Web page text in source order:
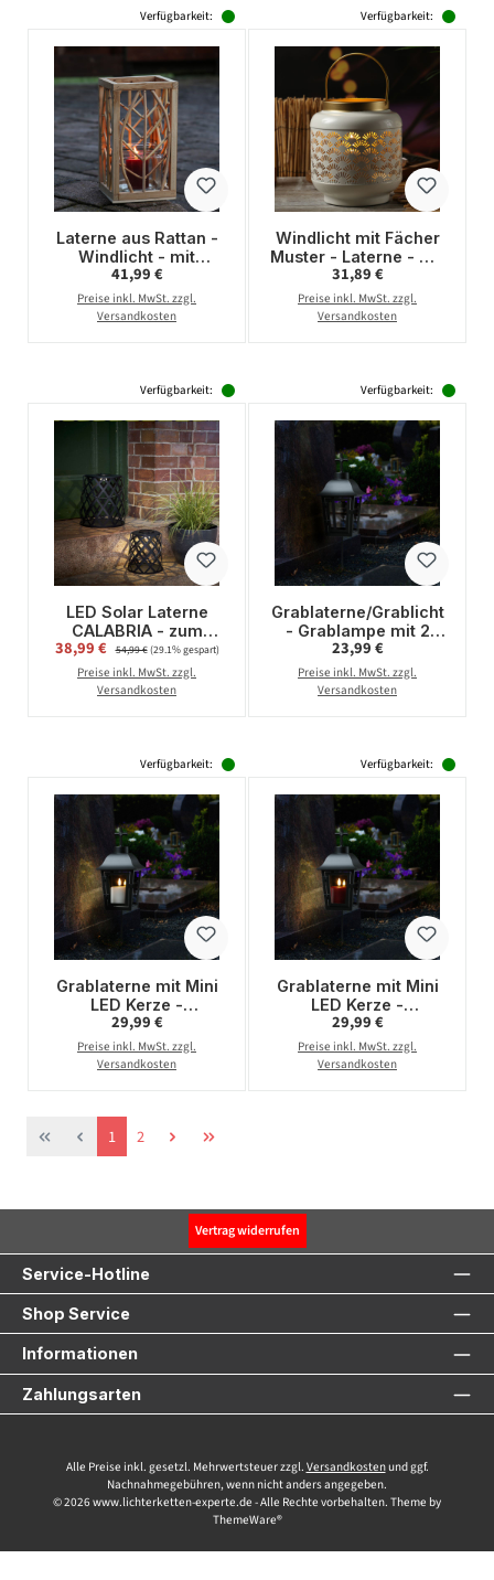
Verfügbarkeit:
Laterne aus Rattan -
Windlicht - mit
Glaseinsatz - H: 30cm
- natur
Regulärer Preis:
41,99 €
Preise inkl. MwSt. zzgl.
Versandkosten
Verfügbarkeit:
Windlicht mit Fächer
Muster - Laterne - mit
Henkel - Metall - H:
20cm - creme
Regulärer Preis:
31,89 €
Preise inkl. MwSt. zzgl.
Versandkosten
Verfügbarkeit:
LED Solar Laterne
CALABRIA - zum
Hängen o. Stellen -
warmweiße LED - H:
28cm - Lichtsensor -
Verkaufspreis:
38,99 € Regulärer Preis:
54,99 €(29.1% gespart)
Preise inkl. MwSt. zzgl.
Versandkosten
Verfügbarkeit:
Grablaterne/Grablicht
- Grablampe mit 2
wechselbaren Spitzen
- mit Erdspieß - H:
51cm - schwarz
Regulärer Preis:
23,99 €
Preise inkl. MwSt. zzgl.
Versandkosten
Verfügbarkeit:
Grablaterne mit Mini
LED Kerze -
Grablampe mit 2
wechselbaren
Spitzen/Erdspieß - H:
Regulärer Preis:
29,99 €
Preise inkl. MwSt. zzgl.
Versandkosten
Verfügbarkeit:
Grablaterne mit Mini
LED Kerze -
Grablampe mit 2
wechselbaren
Spitzen/Erdspieß - H:
Regulärer Preis:
29,99 €
Preise inkl. MwSt. zzgl.
Versandkosten
Seite
1 Seite
2
Vertrag widerrufen
Service-Hotline
Shop Service
Informationen
Zahlungsarten
Alle Preise inkl. gesetzl. Mehrwertsteuer zzgl. Versandkostenund ggf.
Nachnahmegebühren, wenn nicht anders angegeben.
© 2026 www.lichterketten-experte.de - Alle Rechte vorbehalten. Theme by
ThemeWare®